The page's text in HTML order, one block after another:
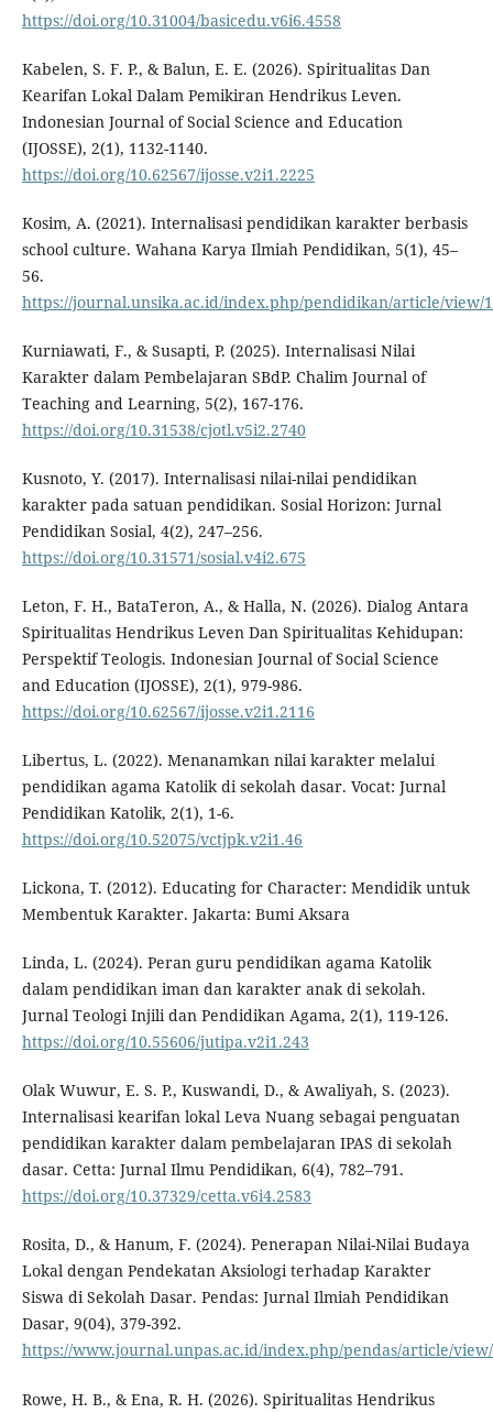
https://doi.org/10.31004/basicedu.v6i6.4558
Kabelen, S. F. P., & Balun, E. E. (2026). Spiritualitas Dan
Kearifan Lokal Dalam Pemikiran Hendrikus Leven.
Indonesian Journal of Social Science and Education
(IJOSSE), 2(1), 1132-1140.
https://doi.org/10.62567/ijosse.v2i1.2225
Kosim, A. (2021). Internalisasi pendidikan karakter berbasis
school culture. Wahana Karya Ilmiah Pendidikan, 5(1), 45–
56.
https://journal.unsika.ac.id/index.php/pendidikan/article/view/
Kurniawati, F., & Susapti, P. (2025). Internalisasi Nilai
Karakter dalam Pembelajaran SBdP. Chalim Journal of
Teaching and Learning, 5(2), 167-176.
https://doi.org/10.31538/cjotl.v5i2.2740
Kusnoto, Y. (2017). Internalisasi nilai-nilai pendidikan
karakter pada satuan pendidikan. Sosial Horizon: Jurnal
Pendidikan Sosial, 4(2), 247–256.
https://doi.org/10.31571/sosial.v4i2.675
Leton, F. H., BataTeron, A., & Halla, N. (2026). Dialog Antara
Spiritualitas Hendrikus Leven Dan Spiritualitas Kehidupan:
Perspektif Teologis. Indonesian Journal of Social Science
and Education (IJOSSE), 2(1), 979-986.
https://doi.org/10.62567/ijosse.v2i1.2116
Libertus, L. (2022). Menanamkan nilai karakter melalui
pendidikan agama Katolik di sekolah dasar. Vocat: Jurnal
Pendidikan Katolik, 2(1), 1-6.
https://doi.org/10.52075/vctjpk.v2i1.46
Lickona, T. (2012). Educating for Character: Mendidik untuk
Membentuk Karakter. Jakarta: Bumi Aksara
Linda, L. (2024). Peran guru pendidikan agama Katolik
dalam pendidikan iman dan karakter anak di sekolah.
Jurnal Teologi Injili dan Pendidikan Agama, 2(1), 119-126.
https://doi.org/10.55606/jutipa.v2i1.243
Olak Wuwur, E. S. P., Kuswandi, D., & Awaliyah, S. (2023).
Internalisasi kearifan lokal Leva Nuang sebagai penguatan
pendidikan karakter dalam pembelajaran IPAS di sekolah
dasar. Cetta: Jurnal Ilmu Pendidikan, 6(4), 782–791.
https://doi.org/10.37329/cetta.v6i4.2583
Rosita, D., & Hanum, F. (2024). Penerapan Nilai-Nilai Budaya
Lokal dengan Pendekatan Aksiologi terhadap Karakter
Siswa di Sekolah Dasar. Pendas: Jurnal Ilmiah Pendidikan
Dasar, 9(04), 379-392.
https://www.journal.unpas.ac.id/index.php/pendas/article/
Rowe, H. B., & Ena, R. H. (2026). Spiritualitas Hendrikus